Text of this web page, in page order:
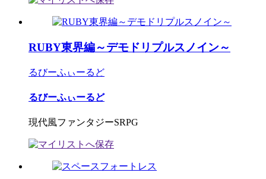
RUBY東界編～デモドリプルスノイン～
るびーふぃーるど
るびーふぃーるど
現代風ファンタジーSRPG